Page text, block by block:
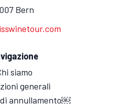
Bern
siamo
generali
annullamento￼